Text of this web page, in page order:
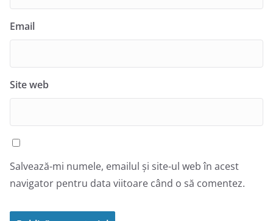
Email
Site web
Salvează-mi numele, emailul și site-ul web în acest
navigator pentru data viitoare când o să comentez.